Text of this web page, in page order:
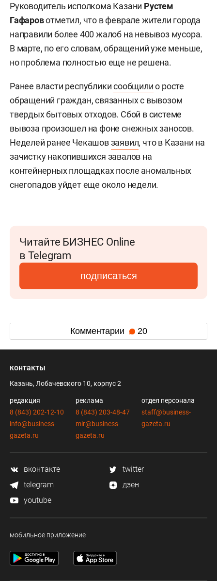
Руководитель исполкома Казани Рустем
Гафаровотметил, что в феврале жители города
направили более 400 жалоб на невывоз мусора.
В марте, по его словам, обращений уже меньше,
но проблема полностью еще не решена.
Ранее власти республикисообщилио росте
обращений граждан, связанных с вывозом
твердых бытовых отходов. Сбой в системе
вывоза произошел на фоне снежных заносов.
Неделей ранее Чекашовзаявил, что в Казани на
зачистку накопившихся завалов на
контейнерных площадках после аномальных
снегопадов уйдет еще около недели.
Читайте БИЗНЕС Online
в Telegram
подписаться
Комментарии 20
контакты
Казань, Лобачевского 10, корпус 2
редакция
8 (843) 202-12-10
info@business-
gazeta.ru
реклама
8 (843) 203-48-47
mir@business-
gazeta.ru
отдел персонала
staff@business-
gazeta.ru
вконтакте
twitter
telegram
дзен
youtube
мобильное приложение